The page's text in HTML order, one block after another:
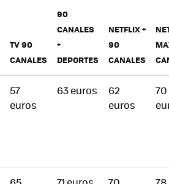
TV 90
CANALES
90
CANALES
+
DEPORTES
NETFLIX +
90
CANALES
57
euros
63 euros
62
euros
70